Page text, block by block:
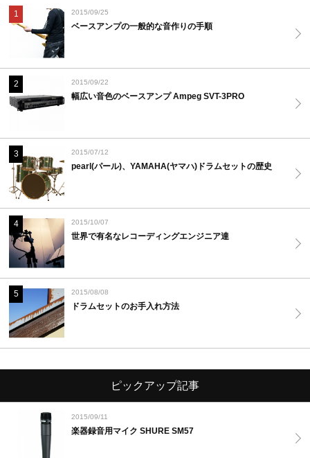
1 2015/09/25
ベースアンプの一般的な音作りの手順
2 2015/09/22
幅広い音色のベースアンプ Ampeg SVT-3PRO
3 2015/07/12
pearl(パール)、YAMAHA(ヤマハ)ドラムセットの歴史
4 2015/10/07
世界で有名なレコーディングエンジニア達
5 2015/08/08
ドラムセットのお手入れ方法
ピックアップ記事
2015/09/11
楽器録音用マイク SHURE SM57